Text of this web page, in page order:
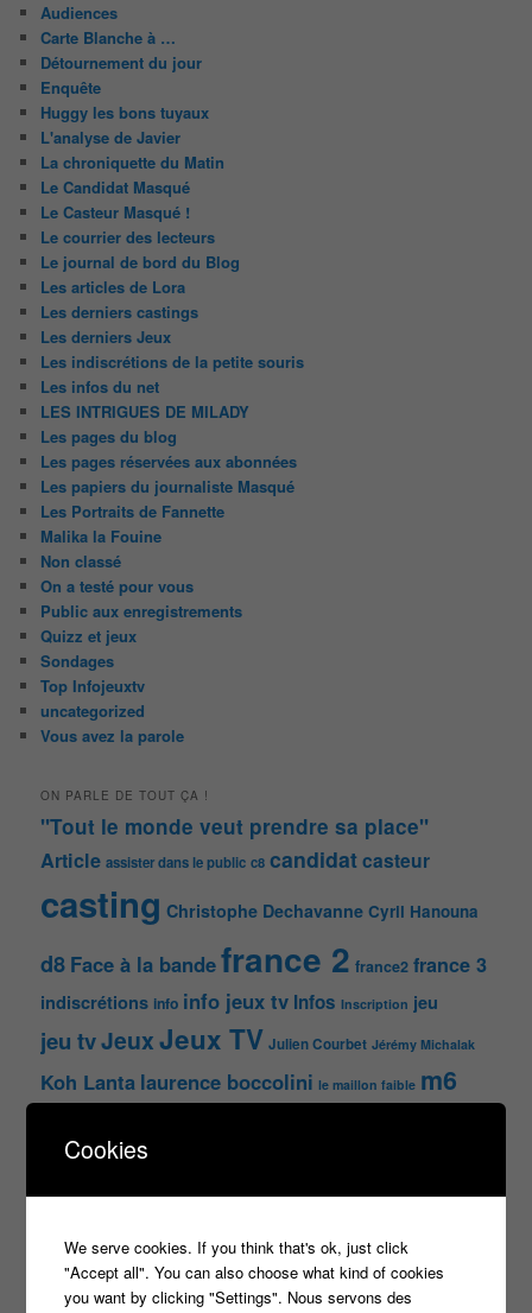
Audiences
Carte Blanche à …
Détournement du jour
Enquête
Huggy les bons tuyaux
L'analyse de Javier
La chroniquette du Matin
Le Candidat Masqué
Le Casteur Masqué !
Le courrier des lecteurs
Le journal de bord du Blog
Les articles de Lora
Les derniers castings
Les derniers Jeux
Les indiscrétions de la petite souris
Les infos du net
LES INTRIGUES DE MILADY
Les pages du blog
Les pages réservées aux abonnées
Les papiers du journaliste Masqué
Les Portraits de Fannette
Malika la Fouine
Non classé
On a testé pour vous
Public aux enregistrements
Quizz et jeux
Sondages
Top Infojeuxtv
uncategorized
Vous avez la parole
ON PARLE DE TOUT ÇA !
"Tout le monde veut prendre sa place"
Article assister dans le public c8 candidatcasteur
casting Christophe Dechavanne Cyril Hanouna
d8 Face à la bandefrance 2 france2 france 3
indiscrétions info info jeux tv Infos Inscription jeu
jeu tvJeuxJeux TV Julien Courbet Jérémy Michalak
Koh Lanta laurence boccolini le maillon faible m6
n'oubliez pas les paroles
naguinoplp
Olivier Minne pékin express révélation tf1 TLMVPSP
tournage tv W9
Cookies
We serve cookies. If you think that's ok, just click
"Accept all". You can also choose what kind of cookies
you want by clicking "Settings". Nous servons des